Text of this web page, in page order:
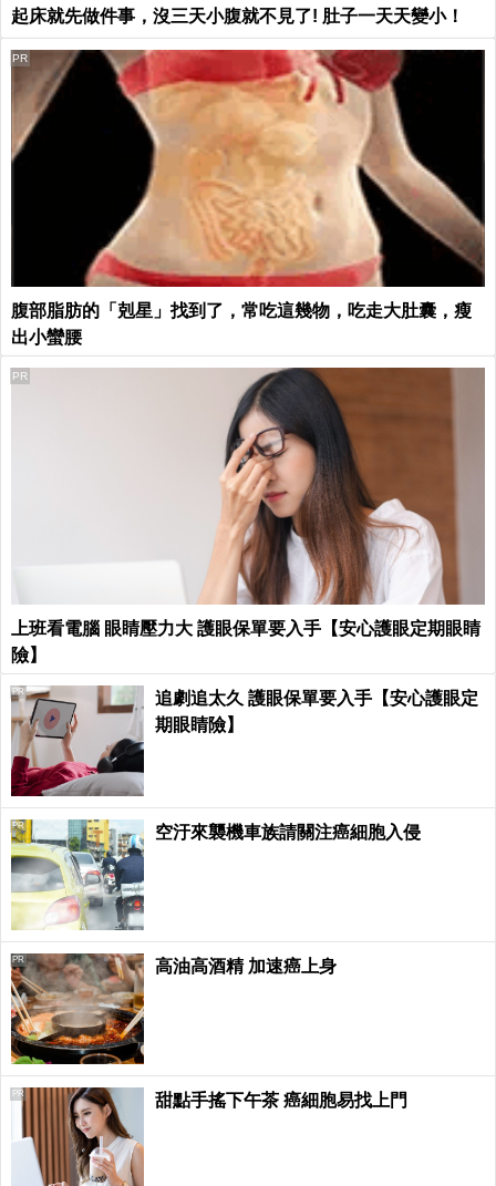
起床就先做件事，沒三天小腹就不見了! 肚子一天天變小！
腹部脂肪的「剋星」找到了，常吃這幾物，吃走大肚囊，瘦
出小蠻腰
PR
上班看電腦 眼睛壓力大 護眼保單要入手【安心護眼定期眼睛
險】
PR
追劇追太久 護眼保單要入手【安心護眼定
期眼睛險】
PR
空汙來襲機車族請關注癌細胞入侵
PR
高油高酒精 加速癌上身
PR
甜點手搖下午茶 癌細胞易找上門
PR